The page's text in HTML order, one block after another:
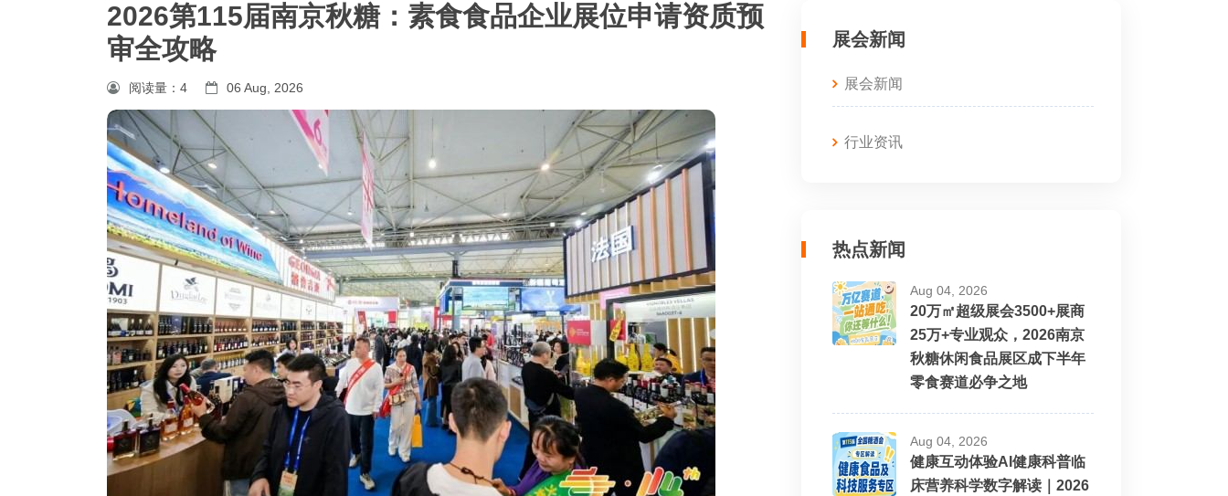
2026第115届南京秋糖：素食食品企业展位申请资质预
审全攻略
阅读量： 4 06 Aug, 2026
展会新闻
展会新闻
行业资讯
热点新闻
Aug 04, 2026
20万㎡超级展会3500+展商
25万+专业观众，2026南京
秋糖休闲食品展区成下半年
零食赛道必争之地
Aug 04, 2026
健康互动体验AI健康科普临
床营养科学数字解读｜2026